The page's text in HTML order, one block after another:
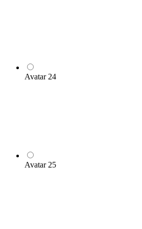
Avatar 24
Avatar 25